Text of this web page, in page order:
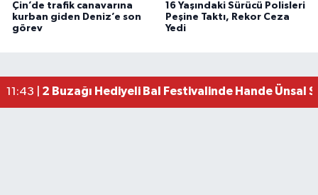
Çin’de trafik canavarına
kurban giden Deniz’e son
görev
16 Yaşındaki Sürücü Polisleri
Peşine Taktı, Rekor Ceza
Yedi
11:43 | 2 Buzağı Hediyeli Bal Festivalinde Hande Ünsal